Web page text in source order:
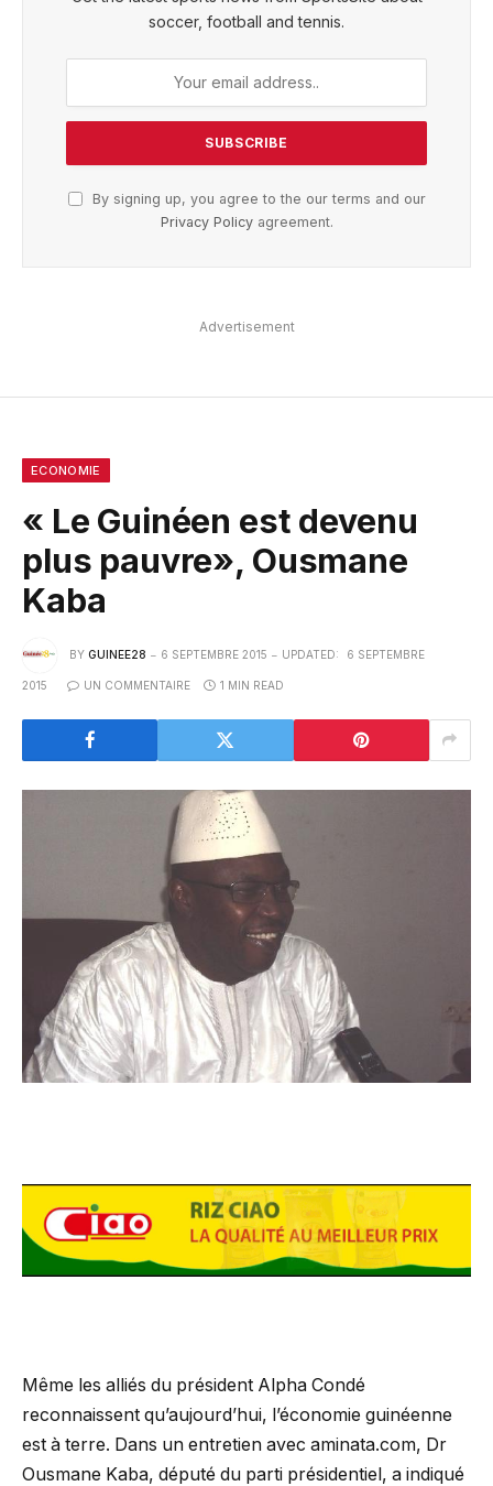
soccer, football and tennis.
By signing up, you agree to the our terms and our
Privacy Policyagreement.
Advertisement
ECONOMIE
« Le Guinéen est devenu
plus pauvre», Ousmane
Kaba
BY GUINEE28 6 SEPTEMBRE 2015 UPDATED: 6 SEPTEMBRE
2015 UN COMMENTAIRE 1 MIN READ
Même les alliés du président Alpha Condé
reconnaissent qu’aujourd’hui, l’économie guinéenne
est à terre. Dans un entretien avec aminata.com, Dr
Ousmane Kaba, député du parti présidentiel, a indiqué